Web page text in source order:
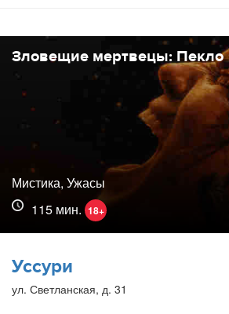
Зловещие мертвецы: Пекло
Мистика, Ужасы
115 мин. 18+
Уссури
ул. Светланская, д. 31